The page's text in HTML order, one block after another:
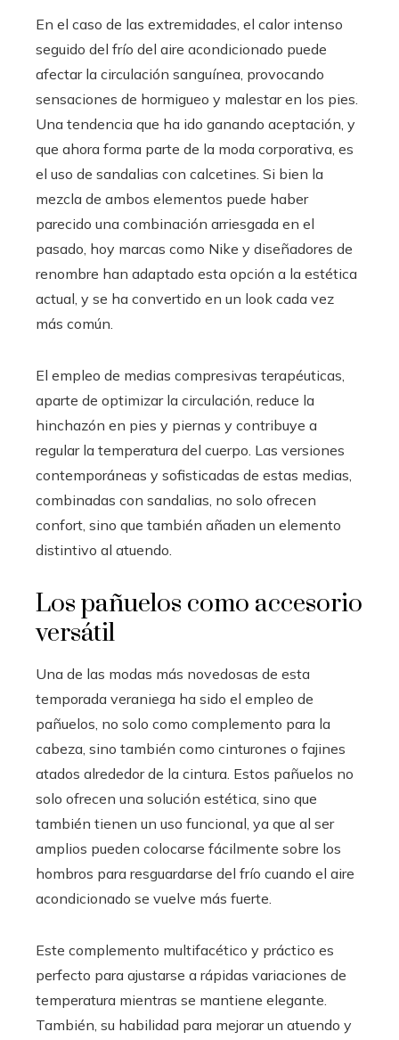
En el caso de las extremidades, el calor intenso
seguido del frío del aire acondicionado puede
afectar la circulación sanguínea, provocando
sensaciones de hormigueo y malestar en los pies.
Una tendencia que ha ido ganando aceptación, y
que ahora forma parte de la moda corporativa, es
el uso de sandalias con calcetines. Si bien la
mezcla de ambos elementos puede haber
parecido una combinación arriesgada en el
pasado, hoy marcas como Nike y diseñadores de
renombre han adaptado esta opción a la estética
actual, y se ha convertido en un look cada vez
más común.
El empleo de medias compresivas terapéuticas,
aparte de optimizar la circulación, reduce la
hinchazón en pies y piernas y contribuye a
regular la temperatura del cuerpo. Las versiones
contemporáneas y sofisticadas de estas medias,
combinadas con sandalias, no solo ofrecen
confort, sino que también añaden un elemento
distintivo al atuendo.
Los pañuelos como accesorio
versátil
Una de las modas más novedosas de esta
temporada veraniega ha sido el empleo de
pañuelos, no solo como complemento para la
cabeza, sino también como cinturones o fajines
atados alrededor de la cintura. Estos pañuelos no
solo ofrecen una solución estética, sino que
también tienen un uso funcional, ya que al ser
amplios pueden colocarse fácilmente sobre los
hombros para resguardarse del frío cuando el aire
acondicionado se vuelve más fuerte.
Este complemento multifacético y práctico es
perfecto para ajustarse a rápidas variaciones de
temperatura mientras se mantiene elegante.
También, su habilidad para mejorar un atuendo y